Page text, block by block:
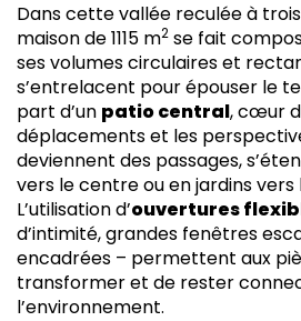
Dans cette vallée reculée à
maison de 1115 m2 se fait
ses volumes circulaires et
s’entrelacent pour épouser le
part d’un patio central, cœur
déplacements et les
deviennent des passages,
vers le centre ou en jardins vers
L’utilisation d’ouvertures
d’intimité, grandes fenêtres
encadrées – permettent aux
transformer et de rester
l’environnement.